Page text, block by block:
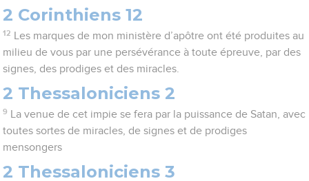
2 Corinthiens 12
12
Les marques de mon ministère d’apôtre ont été produites au
milieu de vous par une persévérance à toute épreuve, par des
signes, des prodiges et des miracles.
2 Thessaloniciens 2
9
La venue de cet impie se fera par la puissance de Satan, avec
toutes sortes de miracles, de signes et de prodiges
mensongers
2 Thessaloniciens 3